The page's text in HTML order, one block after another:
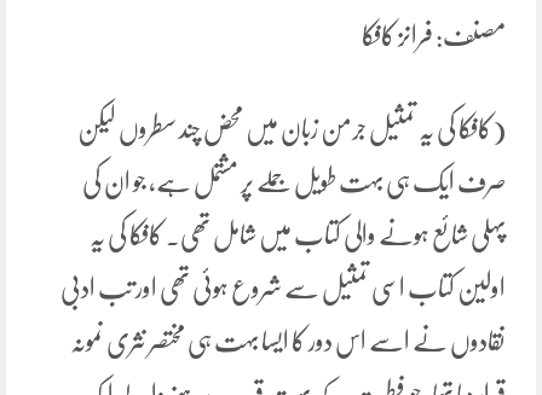
مصنف: فرانز کافکا
(کافکا کی یہ تمثیل جرمن زبان میں محض چند سطروں لیکن
صرف ایک ہی بہت طویل جملے پر مشتمل ہے، جو ان کی
پہلی شائع ہونے والی کتاب میں شامل تھی۔ کافکا کی یہ
اولین کتاب اسی تمثیل سے شروع ہوئی تھی اور تب ادبی
نقادوں نے اسے اس دور کا ایسا بہت ہی مختصر نثری نمونہ